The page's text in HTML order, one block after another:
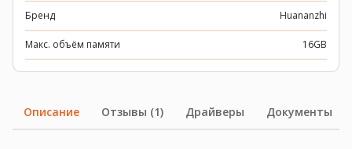
Бренд Huananzhi
Макс. объём памяти 16GB
Описание Отзывы (1) Драйверы Документы